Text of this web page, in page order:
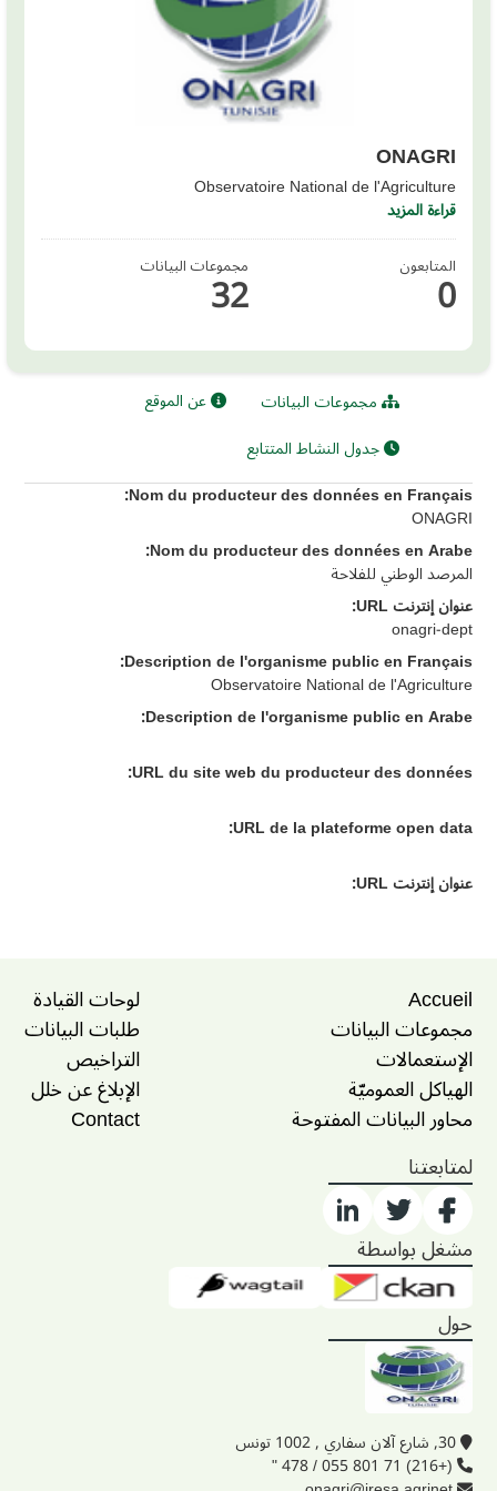
ONAGRI
Observatoire National de l'Agriculture
قراءة المزيد
المتابعون
0 مجموعات البيانات
32
مجموعات البيانات
عن الموقع
جدول النشاط المتتابع
Nom du producteur des données en Français:
ONAGRI
Nom du producteur des données en Arabe:
المرصد الوطني للفلاحة
عنوان إنترنت URL:
onagri-dept
Description de l'organisme public en Français:
Observatoire National de l'Agriculture
Description de l'organisme public en Arabe:
URL du site web du producteur des données:
URL de la plateforme open data:
عنوان إنترنت URL:
Accueil
مجموعات البيانات
الإستعمالات
الهياكل العموميّة
محاور البيانات المفتوحة
لوحات القيادة
طلبات البيانات
التراخيص
الإبلاغ عن خلل
Contact
لمتابعتنا
مشغل بواسطة
حول
30, شارع آلان سفاري , 1002 تونس
(+216) 71 801 055 / 478 "